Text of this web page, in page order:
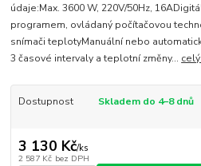
údaje:Max. 3600 W, 220V/50Hz,
programem, ovládaný počítačovou
snímači teplotyManuální nebo
3 časové intervaly a teplotní změny...
Dostupnost Skladem do 4–8 dnů
3 130 Kč/ks
2 587 Kč bez DPH